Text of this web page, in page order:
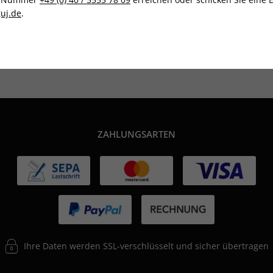
ZAHLUNGSARTEN
Ihre Daten werden SSL-verschlüsselt und sicher übertragen
.